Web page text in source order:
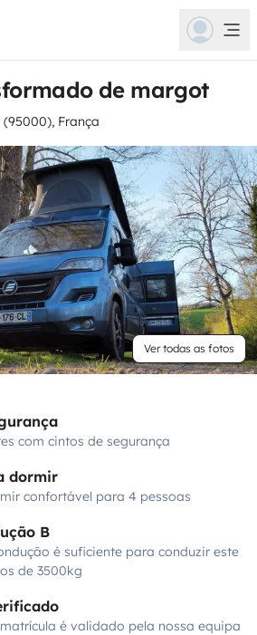
de margot
França
Ver todas as fotos
com cintos de segurança
dormir
confortável para 4 pessoas
B
é suficiente para conduzir este
de 3500kg
é validado pela nossa equipa